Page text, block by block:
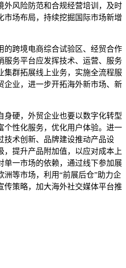
外风险防范和合规经营培训，及时
市场布局，持续挖掘国际市场新增
的跨境电商综合试验区、经贸合作
服务平台应发挥技术、运营、服务
集群拓展线上业务，实施全流程服
企业，进一步开拓海外新市场、新
身硬，外贸企业也要以数字化转型
个性化服务，优化用户体验。进一
技术创新、品牌建设推动产品设
，提升产品附加值，以应对成本上
单一市场的依赖，通过线下参加展
洲等市场，利用“前展后仓”助力企
传策略，加大海外社交媒体平台推